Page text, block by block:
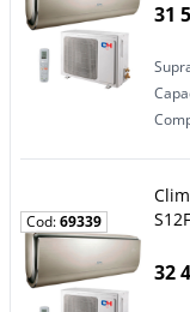
31
Cod:69339
32